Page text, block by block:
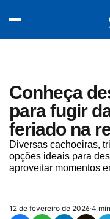
Conheça
para fugir
feriado na
Diversas cachoeiras,
opções ideais para
aproveitar momentos
12 de fevereiro de 2026·4
acontece agora
entretenimento
vídeos
pod020